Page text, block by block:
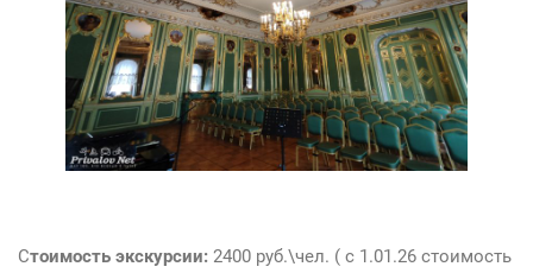
Стоимость экскурсии: 2400 руб.\чел. ( с 1.01.26 стоимость